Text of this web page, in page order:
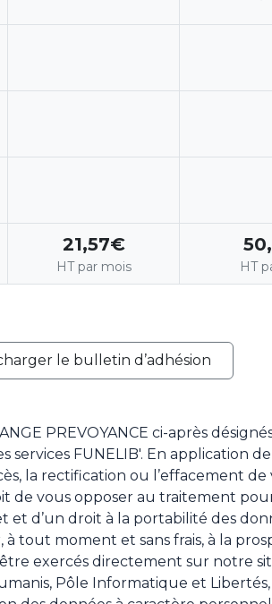
21,57€
HT par mois HT
le bulletin d’adhésion
PREVOYANCE ci-après
services FUNELIB'. En application
la rectification ou l’effacement
de vous opposer au traitement
d’un droit à la portabilité des
à tout moment et sans frais, à la
exercés directement sur notre
Pôle Informatique et Libertés,